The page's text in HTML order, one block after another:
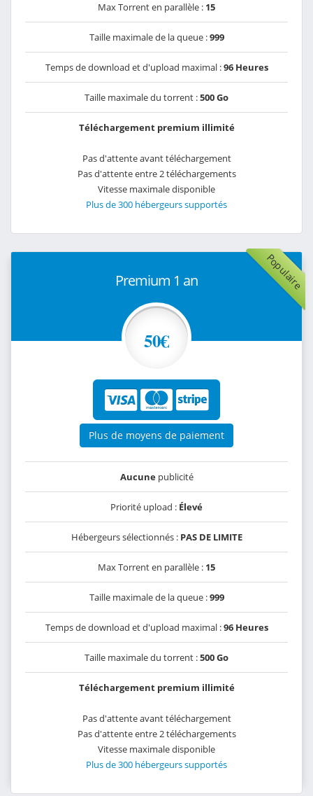
Max Torrent en parallèle : 15
Taille maximale de la queue :999
Temps de download et d'upload maximal :96 Heures
Taille maximale du torrent :500 Go
Téléchargement premium illimité
Pas d'attente avant téléchargement
Pas d'attente entre 2 téléchargements
Vitesse maximale disponible
Plus de 300 hébergeurs supportés
Populaire
Premium 1 an
50€
Plus de moyens de paiement
Aucunepublicité
Priorité upload : Élevé
Hébergeurs sélectionnés : PAS DE LIMITE
Max Torrent en parallèle : 15
Taille maximale de la queue :999
Temps de download et d'upload maximal :96 Heures
Taille maximale du torrent :500 Go
Téléchargement premium illimité
Pas d'attente avant téléchargement
Pas d'attente entre 2 téléchargements
Vitesse maximale disponible
Plus de 300 hébergeurs supportés